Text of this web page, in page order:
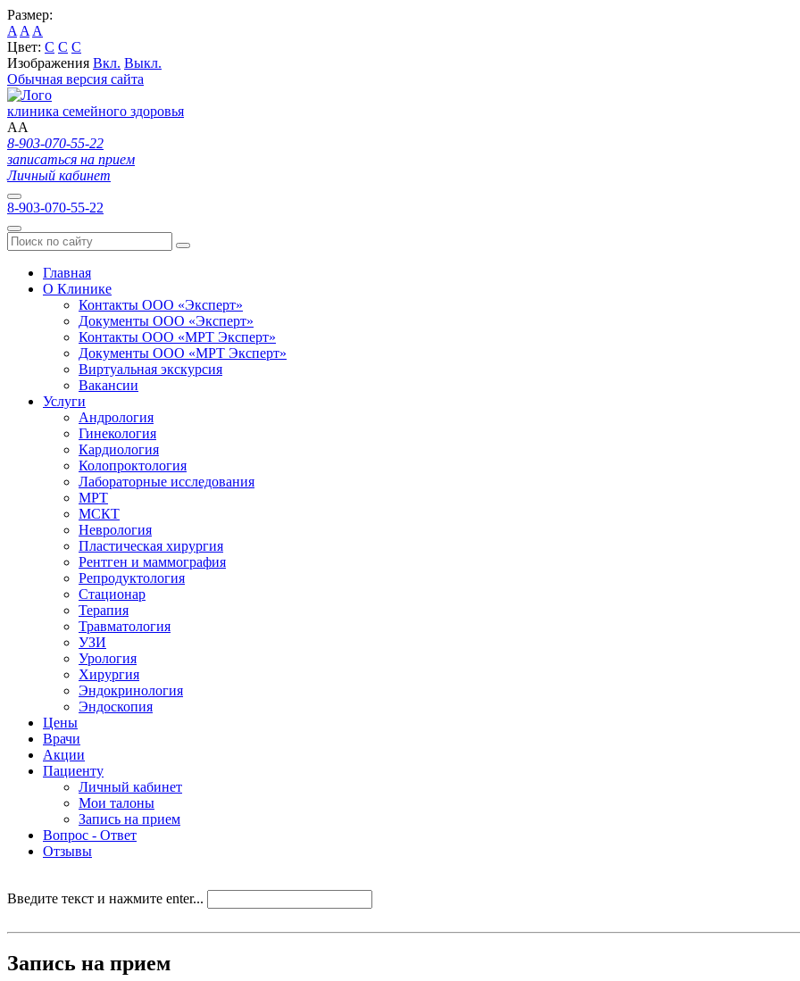
Размер:
A A A
Цвет: C C C
Изображения Вкл. Выкл.
Обычная версия сайта
клиника семейного здоровья
AA
8-903-070-55-22
записаться на прием
Личный кабинет
8-903-070-55-22
Главная
О Клинике
Контакты ООО «Эксперт»
Документы ООО «Эксперт»
Контакты ООО «МРТ Эксперт»
Документы ООО «МРТ Эксперт»
Виртуальная экскурсия
Вакансии
Услуги
Андрология
Гинекология
Кардиология
Колопроктология
Лабораторные исследования
МРТ
МСКТ
Неврология
Пластическая хирургия
Рентген и маммография
Репродуктология
Стационар
Терапия
Травматология
УЗИ
Урология
Хирургия
Эндокринология
Эндоскопия
Цены
Врачи
Акции
Пациенту
Личный кабинет
Мои талоны
Запись на прием
Вопрос - Ответ
Отзывы
Введите текст и нажмите enter...
Запись на прием